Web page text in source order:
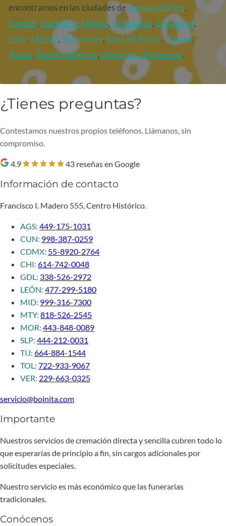
encontramos en las ciudades deAguascalientes,
Cancún,Ciudad de México,Chihuahua,Cd Juárez,
León, Mérida, Monterrey,San Luis Potosí,Tijuana,
Toluca,Tuxtla Gutiérrez,Veracruzy Zacatecas.
¿Tienes preguntas?
Contestamos nuestros propios teléfonos. Llámanos, sin
compromiso.
4.9 43 reseñas en Google
Información de contacto
Francisco I. Madero 555, Centro Histórico.
AGS: 449-175-1031
CUN: 998-387-0259
CDMX: 55-8920-2764
CHI: 614-742-0048
GDL: 338-526-2972
LEÓN: 477-299-5180
MID: 999-316-7300
MTY: 818-526-2545
MOR: 443-848-0089
SLP: 444-212-0031
TIJ: 664-884-1544
TOL: 722-933-9067
VER: 229-663-0325
servicio@boinita.com
Importante
Nuestros servicios de cremación directa y sencilla cubren todo lo
que esperarías de principio a fin, sin cargos adicionales por
solicitudes especiales.
Nuestro servicio es más económico que las funerarias
tradicionales.
Conócenos